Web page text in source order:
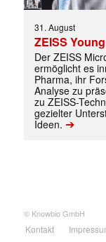
31. August
ZEISS
Der ZEISS
ermöglicht es
Pharma, ihr
Analyse zu
zu ZEISS-
gezielter
Ideen. ➔
© Knowbio GmbH
Kontakt